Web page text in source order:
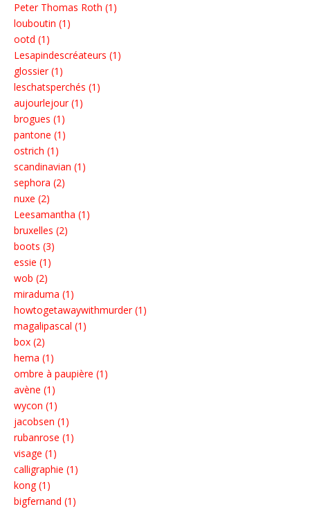
Peter Thomas Roth (1)
louboutin (1)
ootd (1)
Lesapindescréateurs (1)
glossier (1)
leschatsperchés (1)
aujourlejour (1)
brogues (1)
pantone (1)
ostrich (1)
scandinavian (1)
sephora (2)
nuxe (2)
Leesamantha (1)
bruxelles (2)
boots (3)
essie (1)
wob (2)
miraduma (1)
howtogetawaywithmurder (1)
magalipascal (1)
box (2)
hema (1)
ombre à paupière (1)
avène (1)
wycon (1)
jacobsen (1)
rubanrose (1)
visage (1)
calligraphie (1)
kong (1)
bigfernand (1)